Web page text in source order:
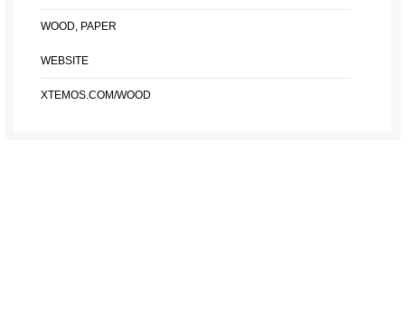
WOOD, PAPER
WEBSITE
XTEMOS.COM/WOOD